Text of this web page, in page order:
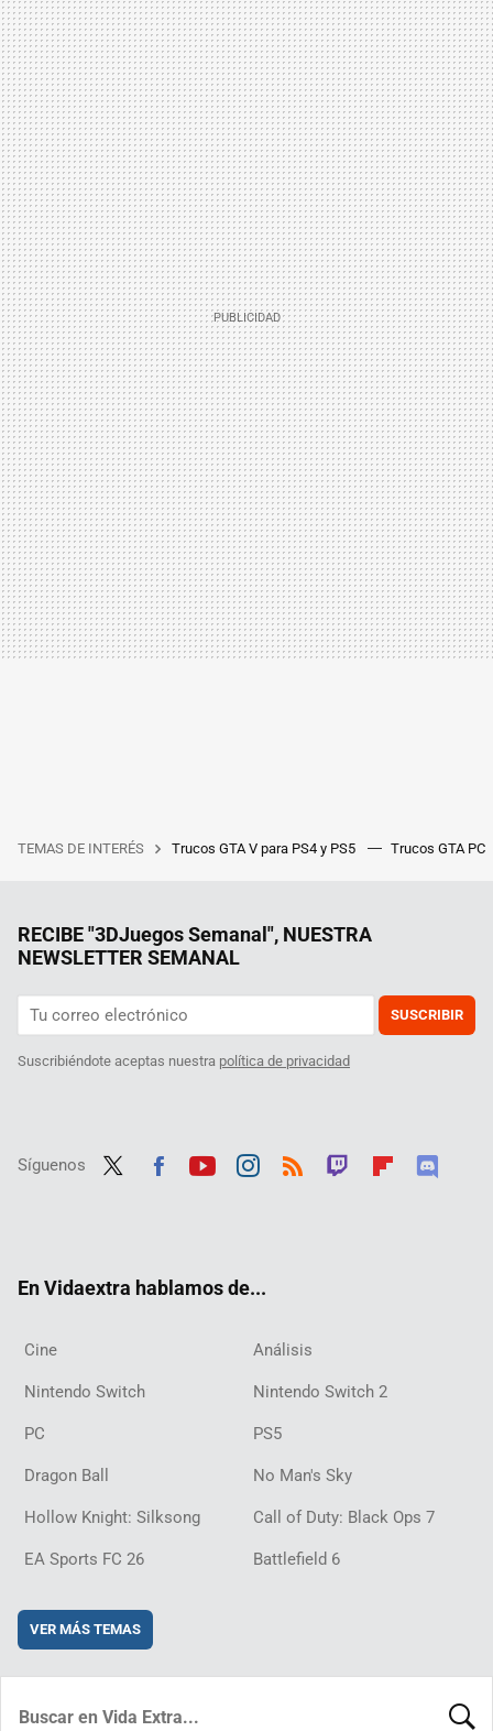
TEMAS DE INTERÉS Trucos GTA V para PS4 y PS5 Trucos GTA PC
RECIBE "3DJuegos Semanal", NUESTRA
NEWSLETTER SEMANAL
SUSCRIBIR
Suscribiéndote aceptas nuestra política de privacidad
Síguenos
En Vidaextra hablamos de...
Cine Análisis
Nintendo Switch Nintendo Switch 2
PC PS5
Dragon Ball No Man's Sky
Hollow Knight: Silksong Call of Duty: Black Ops 7
EA Sports FC 26 Battlefield 6
VER MÁS TEMAS